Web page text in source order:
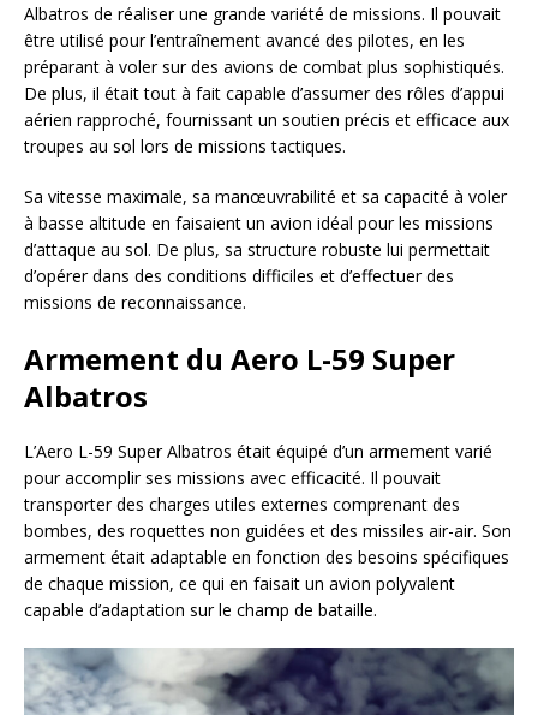
Albatros de réaliser une grande variété de missions. Il pouvait
être utilisé pour l’entraînement avancé des pilotes, en les
préparant à voler sur des avions de combat plus sophistiqués.
De plus, il était tout à fait capable d’assumer des rôles d’appui
aérien rapproché, fournissant un soutien précis et efficace aux
troupes au sol lors de missions tactiques.
Sa vitesse maximale, sa manœuvrabilité et sa capacité à voler
à basse altitude en faisaient un avion idéal pour les missions
d’attaque au sol. De plus, sa structure robuste lui permettait
d’opérer dans des conditions difficiles et d’effectuer des
missions de reconnaissance.
Armement du Aero L-59 Super
Albatros
L’Aero L-59 Super Albatros était équipé d’un armement varié
pour accomplir ses missions avec efficacité. Il pouvait
transporter des charges utiles externes comprenant des
bombes, des roquettes non guidées et des missiles air-air. Son
armement était adaptable en fonction des besoins spécifiques
de chaque mission, ce qui en faisait un avion polyvalent
capable d’adaptation sur le champ de bataille.